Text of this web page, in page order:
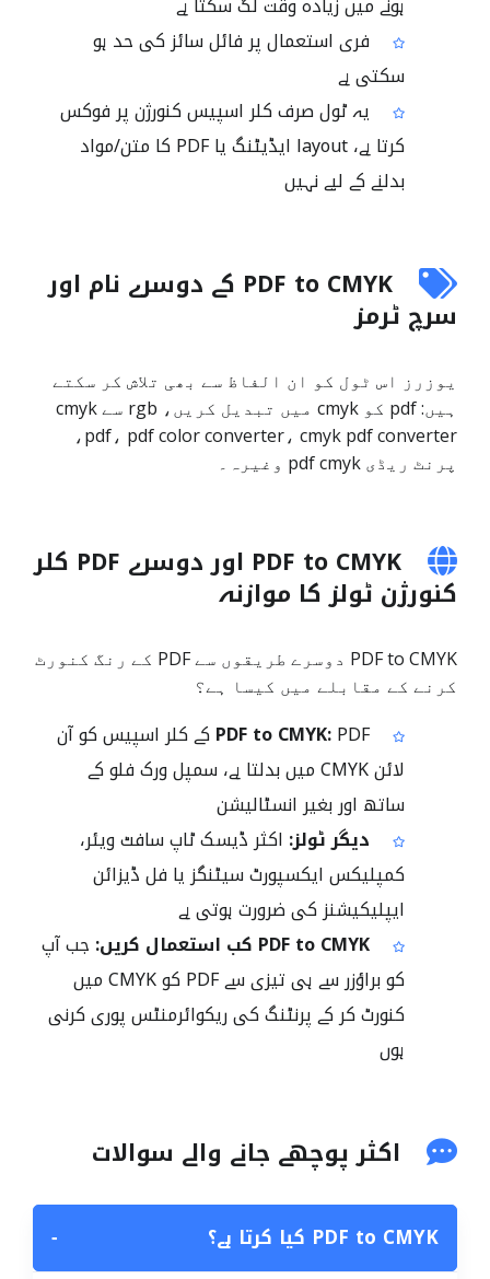
فری استعمال پر فائل سائز کی حد ہو
سکتی ہے
یہ ٹول صرف کلر اسپیس کنورژن پر فوکس
کرتا ہے، layout ایڈیٹنگ یا PDF کا متن/مواد
بدلنے کے لیے نہیں
PDF to CMYK کے دوسرے نام اور
سرچ ٹرمز
یوزرز اس ٹول کو ان الفاظ سے بھی تلاش کر سکتے
ہیں: pdf کو cmyk میں تبدیل کریں، rgb سے cmyk
pdf، pdf color converter، cmyk pdf converter،
پرنٹ ریڈی pdf cmyk وغیرہ۔
PDF to CMYK اور دوسرے PDF کلر
کنورژن ٹولز کا موازنہ
PDF to CMYK دوسرے طریقوں سے PDF کے رنگ کنورٹ
کرنے کے مقابلے میں کیسا ہے؟
PDF to CMYK:PDF کے کلر اسپیس کو آن
لائن CMYK میں بدلتا ہے، سمپل ورک فلو کے
ساتھ اور بغیر انسٹالیشن
دیگر ٹولز: اکثر ڈیسک ٹاپ سافٹ ویئر،
کمپلیکس ایکسپورٹ سیٹنگز یا فل ڈیزائن
ایپلیکیشنز کی ضرورت ہوتی ہے
PDF to CMYK کب استعمال کریں:
جب آپ
کو براؤزر سے ہی تیزی سے PDF کو CMYK میں
کنورٹ کر کے پرنٹنگ کی ریکوائرمنٹس پوری کرنی
ہوں
اکثر پوچھے جانے والے سوالات
PDF to CMYK کیا کرتا ہے؟ −